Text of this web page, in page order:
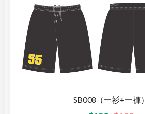
SB008（一衫+一褲）